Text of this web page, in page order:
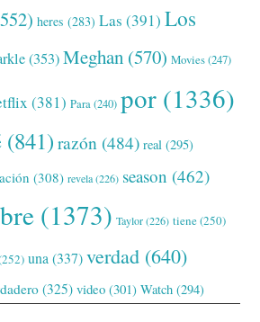
heres (283) Las (391) Los
(353) Meghan (570) Movies(247)
(381) Para(240) por (1336)
(841) razón (484) real (295)
(308) revela(226) season (462)
(1373) Taylor(226) tiene(250)
una (337) verdad (640)
(325) video (301) Watch (294)